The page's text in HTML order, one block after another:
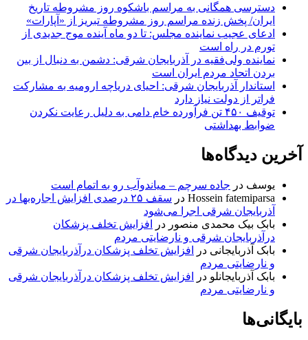
دسترسی همگانی به مراسم باشکوه روز مشروطه تاریخ
ایران/ پخش زنده مراسم روز مشروطه تبریز از «آپارات»
ادعای عجیب نماینده مجلس: تا دو ماه آینده موج جدیدی از
تورم در راه است
نماینده ولی‌فقیه در آذربایجان شرقی: دشمن به دنبال از بین
بردن اتحاد مردم ایران است
استاندار آذربایجان شرقی: احیای دریاچه ارومیه به مشارکت
فراتر از دولت نیاز دارد
توقیف ۴۵۰ تن فرآورده خام دامی به دلیل رعایت نکردن
ضوابط بهداشتی
آخرین دیدگاه‌ها
یوسف در جاده سرچم – میاندوآب رو به اتمام است
Hossein fatemiparsa در
سقف ۲۵ درصدی افزایش اجاره‌بها در
آذربایجان شرقی اجرا می‌شود
بابک بیک محمدی منصور در
افزایش تخلف پزشکان
درآذربایجان شرقی و نارضایتی مردم
بابک آذربایجانی در
افزایش تخلف پزشکان درآذربایجان شرقی
و نارضایتی مردم
بابک آذربایجانلو در
افزایش تخلف پزشکان درآذربایجان شرقی
و نارضایتی مردم
بایگانی‌ها